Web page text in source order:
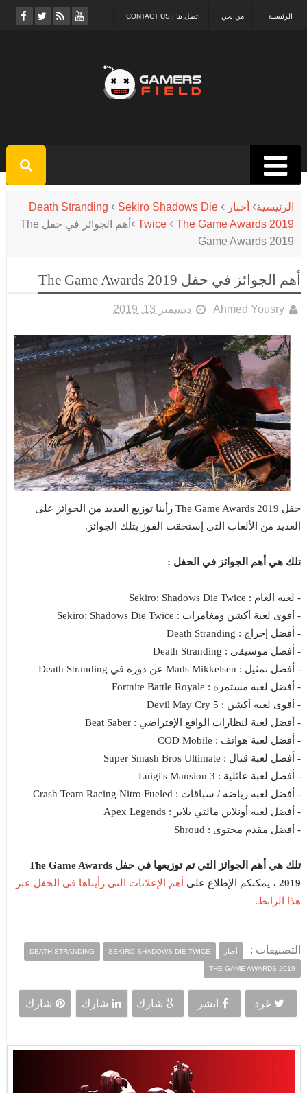
اتصل بنا | CONTACT US من نحن الرئيسية
الرئيسية أخبار Death Stranding
Sekiro Shadows Die
Twice
The Game Awards 2019
أهم الجوائز في حفل The
Game Awards 2019
أهم الجوائز في حفل The Game Awards 2019
Ahmed Yousry ديسمبر 13, 2019
حفل The Game Awards 2019 رأينا توزيع العديد من الجوائز على
العديد من الألعاب التي إستحقت الفوز بتلك الجوائز.
تلك هي أهم الجوائز في الحفل :
- لعبة العام : Sekiro: Shadows Die Twice
- أقوى لعبة أكشن ومغامرات : Sekiro: Shadows Die Twice
- أفضل إخراج : Death Stranding
- أفضل موسيقى : Death Stranding
- أفضل تمثيل : Mads Mikkelsen عن دوره في Death Stranding
- أفضل لعبة مستمرة : Fortnite Battle Royale
- أقوى لعبة أكشن : Devil May Cry 5
- أفضل لعبة لنظارات الواقع الإفتراضي : Beat Saber
- أقضل لعبة هواتف : COD Mobile
- أفضل لعبة قتال : Super Smash Bros Ultimate
- أفضل لعبة عائلية : Luigi's Mansion 3
- أفضل لعبة رياضة / سباقات : Crash Team Racing Nitro Fueled
- أفضل لعبة أونلاين مالتي بلاير : Apex Legends
- أفضل مقدم محتوى : Shroud
تلك هي أهم الجوائز التي تم توزيعها في حفل The Game Awards
2019 ، يمكنكم الإطلاع على أهم الإعلانات التي رأيناها في الحفل عبر
هذا الرابط.
التصنيفات : أخبار DEATH STRANDING SEKIRO SHADOWS DIE TWICE
THE GAME AWARDS 2019
غرد انشر شارك شارك شارك